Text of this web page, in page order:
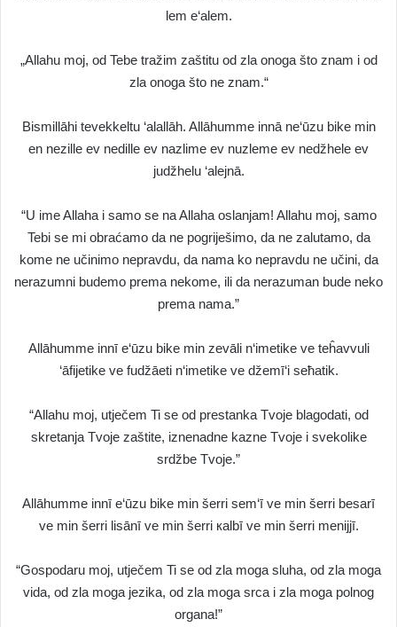
lem e‘alem.
„Allahu moj, od Tebe tražim zaštitu od zla onoga što znam i od
zla onoga što ne znam.“
Bismillāhi tevekkeltu ‘alallāh. Allāhumme innā ne‘ūzu bike min
en nezille ev nedille ev nazlime ev nuzleme ev nedžhele ev
judžhelu ‘alejnā.
“U ime Allaha i samo se na Allaha oslanjam! Allahu moj, samo
Tebi se mi obraćamo da ne pogriješimo, da ne zalutamo, da
kome ne učinimo nepravdu, da nama ko nepravdu ne učini, da
nerazumni budemo prema nekome, ili da nerazuman bude neko
prema nama.”
Allāhumme innī e‘ūzu bike min zevāli n‘imetike ve teĥavvuli
‘āfijetike ve fudžāeti n‘imetike ve džemī‘i seħatik.
“Allahu moj, utječem Ti se od prestanka Tvoje blagodati, od
skretanja Tvoje zaštite, iznenadne kazne Tvoje i svekolike
srdžbe Tvoje.”
Allāhumme innī e‘ūzu bike min šerri sem‘ī ve min šerri besarī
ve min šerri lisānī ve min šerri кalbī ve min šerri menijjī.
“Gospodaru moj, utječem Ti se od zla moga sluha, od zla moga
vida, od zla moga jezika, od zla moga srca i zla moga polnog
organa!”